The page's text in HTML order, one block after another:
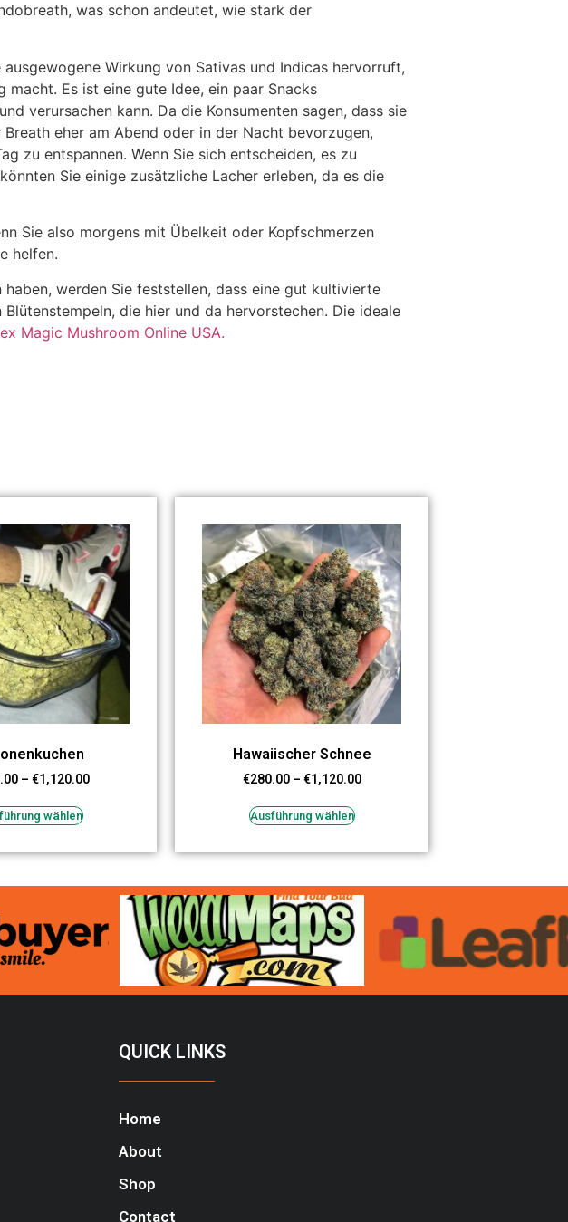
was schon andeutet, wie stark der
Wirkung von Sativas und Indicas hervorruft,
Es ist eine gute Idee, ein paar Snacks
verursachen kann. Da die Konsumenten sagen, dass sie
eher am Abend oder in der Nacht bevorzugen,
zu entspannen. Wenn Sie sich entscheiden, es zu
Sie einige zusätzliche Lacher erleben, da es die
Sie also morgens mit Übelkeit oder Kopfschmerzen
helfen.
werden Sie feststellen, dass eine gut kultivierte
die hier und da hervorstechen. Die ideale
Magic Mushroom Online USA.
– €1,120.00
wählen
Hawaiischer Schnee
€280.00 – €1,120.00
Ausführung wählen
QUICK LINKS
Home
About
Shop
Contact